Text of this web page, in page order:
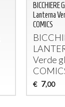
BICCHIERE
Lanterna
COMICS
Verde
€ 7,00